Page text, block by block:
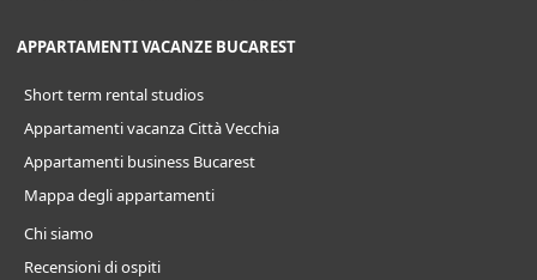
APPARTAMENTI VACANZE BUCAREST
Short term rental studios
Appartamenti vacanza Città Vecchia
Appartamenti business Bucarest
Mappa degli appartamenti
Chi siamo
Recensioni di ospiti